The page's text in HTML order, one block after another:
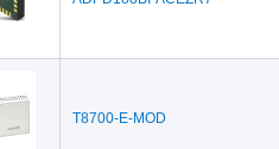
T8700-E-MOD